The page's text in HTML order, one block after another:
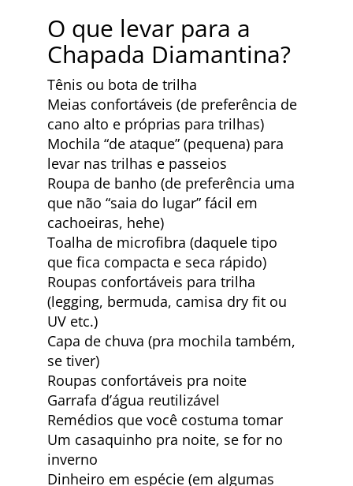
O que levar para a
Chapada Diamantina?
Tênis ou bota de trilha
Meias confortáveis (de preferência de
cano alto e próprias para trilhas)
Mochila “de ataque” (pequena) para
levar nas trilhas e passeios
Roupa de banho (de preferência uma
que não “saia do lugar” fácil em
cachoeiras, hehe)
Toalha de microfibra (daquele tipo
que fica compacta e seca rápido)
Roupas confortáveis para trilha
(legging, bermuda, camisa dry fit ou
UV etc.)
Capa de chuva (pra mochila também,
se tiver)
Roupas confortáveis pra noite
Garrafa d’água reutilizável
Remédios que você costuma tomar
Um casaquinho pra noite, se for no
inverno
Dinheiro em espécie (em algumas